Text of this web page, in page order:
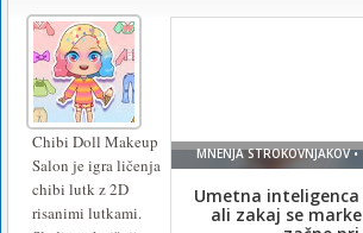
Chibi Doll Makeup
Salon je igra ličenja
chibi lutk z 2D
risanimi lutkami.